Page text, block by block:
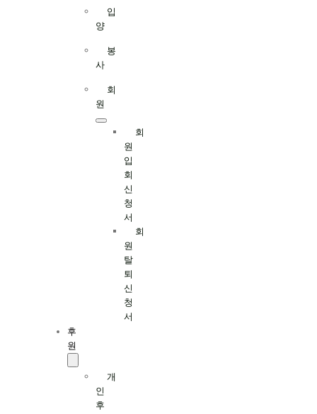
입
양
봉
사
회
원
회
원
입
회
신
청
서
회
원
탈
퇴
신
청
서
후
원
개
인
후